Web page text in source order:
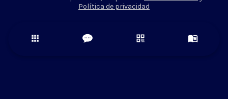
Política de privacidad